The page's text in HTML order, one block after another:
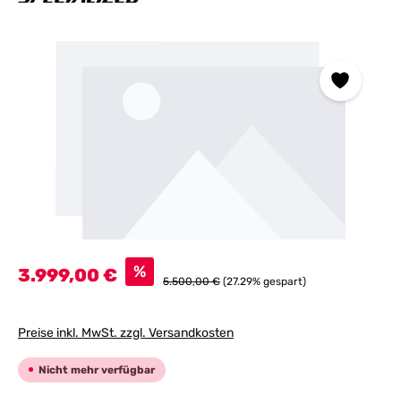
Verkaufspreis:
3.999,00 € % Regulärer Preis:
5.500,00 € (27.29% gespart)
Preise inkl. MwSt. zzgl. Versandkosten
Nicht mehr verfügbar